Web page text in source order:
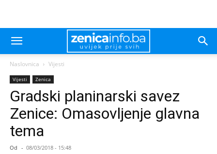
Naslovnica Vijesti
Vijesti Zenica
Gradski planinarski savez
Zenice: Omasovljenje glavna
tema
Od - 08/03/2018 - 15:48